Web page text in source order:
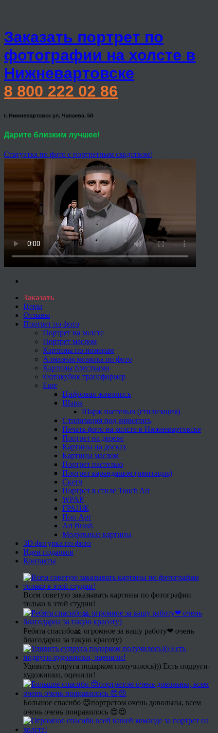
Заказать портрет по
фотографии на холсте в
Нижневартовске
8 800 222 02 86
г. Нижневартовск ул. Чапаева, 5б
Дарите близким лучшее!
Статуэтка по фото с портретным сходством!
Заказать
Цены
Отзывы
Портрет по фото
Портрет на холсте
Портрет маслом
Картины по номерам
Алмазная мозаика по фото
Картины блестками
Фотокубик трансформер
Еще
Цифровая живопись
Шарж
Шарж пастелью (стилизация)
Стилизация под живопись
Печать фото на холсте в Нижневартовске
Портрет на дереве
Картины на досках
Картины маслом
Портрет пастелью
Портрет карандашом (имитация)
Скетч
Портрет в стиле Touch Art
WPAP
ГРАНЖ
Поп Арт
Art Brush
Модульные картины
3D фигурка по фото
Идеи подарков
Контакты
Всем советую заказывать картины по фотографии
только в этой студии!
Ребята спасибо🙏 огромное за вашу работу❤ очень
благодарна за такую красоту)
Удивить супруга подарком получилось))) Есть подруги-
художники, оценили!
Большое спасибо 😍портретом очень довольны, всем
очень очень понравилось 😍😍